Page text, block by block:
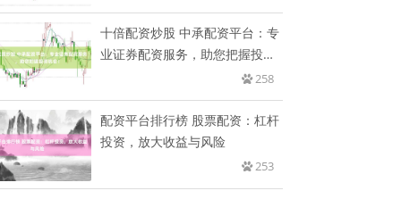
十倍配资炒股 中承配资平台：专
业证券配资服务，助您把握投资
258
配资平台排行榜 股票配资：杠杆
投资，放大收益与风险
253